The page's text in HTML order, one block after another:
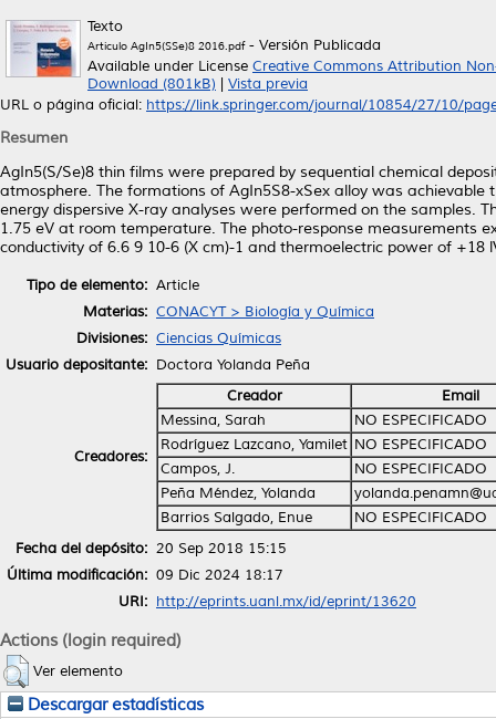
Texto
Articulo AgIn5(SSe)8 2016.pdf- Versión Publicada
Available under License Creative Commons Attribution
Download (801kB)
Vista previa
URL o página oficial: https://link.springer.com/journal/10854/27/10/
Resumen
AgIn5(S/Se)8 thin films were prepared by sequential chemical
atmosphere. The formations of AgIn5S8-xSex alloy was
energy dispersive X-ray analyses were performed on the samples.
1.75 eV at room temperature. The photo-response measurements
conductivity of 6.6 9 10-6 (X cm)-1 and thermoelectric power of +18
Tipo de elemento: Article
Materias: CONACYT > Biología y Química
Divisiones: Ciencias Químicas
Usuario depositante: Doctora Yolanda Peña
Creadores:
Creador
Email
Messina, Sarah
NO ESPECIFICADO
Rodríguez Lazcano, Yamilet NO ESPECIFICADO
Campos, J.
NO ESPECIFICADO
Peña Méndez, Yolanda
Barrios Salgado, Enue
NO ESPECIFICADO
Fecha del depósito: 20 Sep 2018 15:15
Última modificación: 09 Dic 2024 18:17
URI: http://eprints.uanl.mx/id/eprint/13620
Actions (login required)
Ver elemento
Descargar estadísticas